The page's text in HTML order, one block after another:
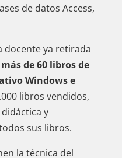
de datos Access,
docente ya retirada
de 60 libros de
Windows e
libros vendidos,
y
sus libros.
la técnica del